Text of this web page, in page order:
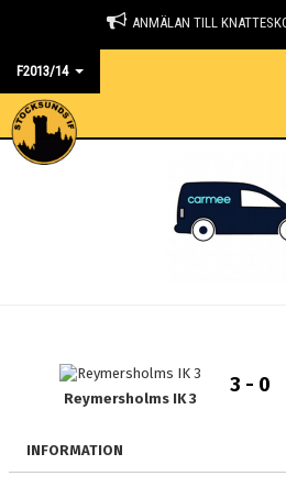
ANMÄLAN TILL
F2013/14
HEM
BILDGALLERI
DOKUMENT
Reymersholms IK 3
3 - 0
INFORMATION